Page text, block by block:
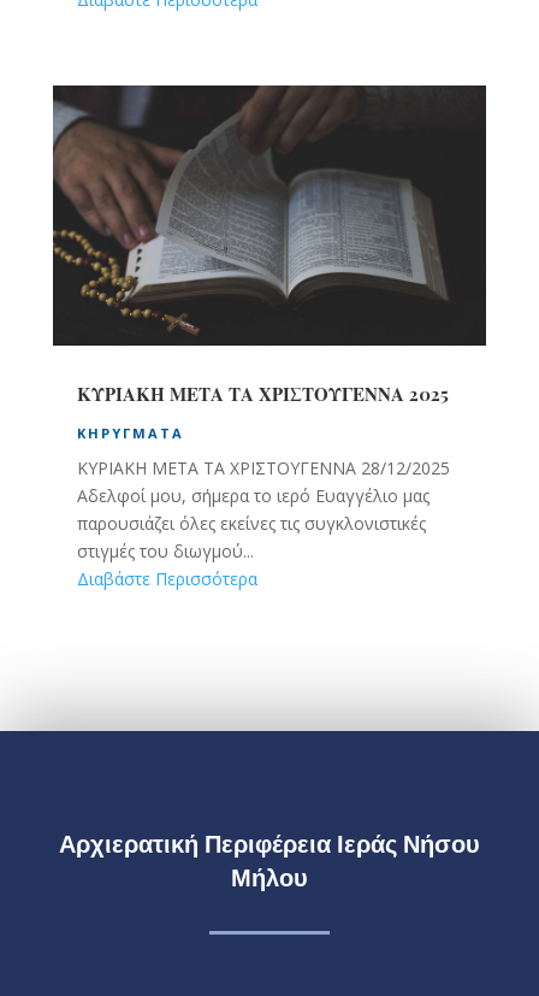
ΚΥΡΙΑΚΗ ΜΕΤΑ ΤΑ ΧΡΙΣΤΟΥΓΕΝΝΑ 2025
ΚΗΡΎΓΜΑΤΑ
ΚΥΡΙΑΚΗ ΜΕΤΑ ΤΑ ΧΡΙΣΤΟΥΓΕΝΝΑ 28/12/2025
Αδελφοί μου, σήμερα το ιερό Ευαγγέλιο μας
παρουσιάζει όλες εκείνες τις συγκλονιστικές
στιγμές του διωγμού...
Διαβάστε Περισσότερα
Αρχιερατική Περιφέρεια Ιεράς Νήσου
Μήλου